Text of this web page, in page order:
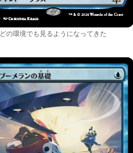
どの環境でも見るようになってきた